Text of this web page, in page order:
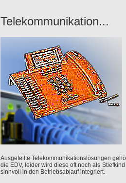
Telekommunikation...
Ausgefeilte Telekommunikationslösungen
die EDV, leider wird diese oft noch als
sinnvoll in den Betriebsablauf integriert.